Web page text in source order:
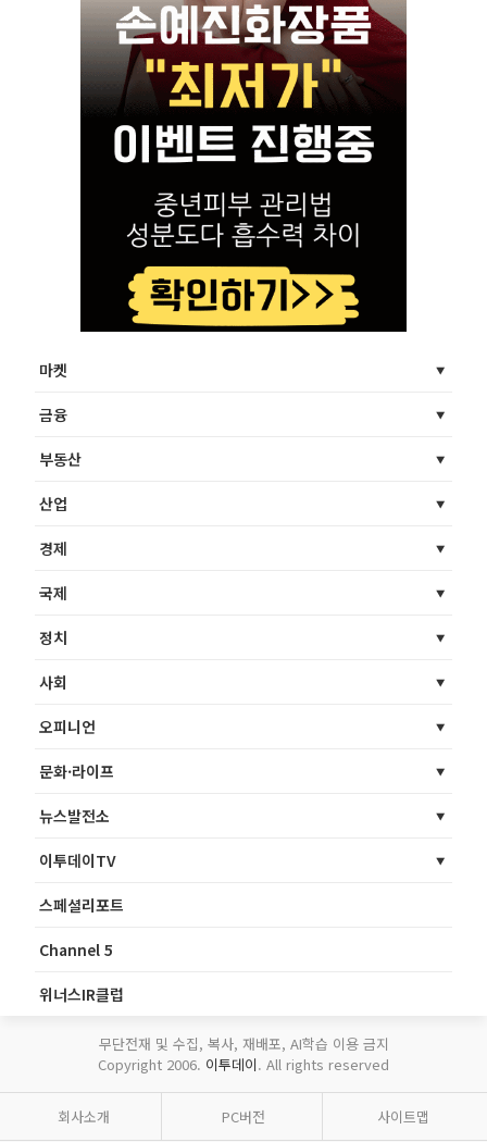
마켓
금융
부동산
산업
경제
국제
정치
사회
오피니언
문화·라이프
뉴스발전소
이투데이TV
스페셜리포트
Channel 5
위너스IR클럽
무단전재 및 수집, 복사, 재배포, AI학습 이용 금지
Copyright 2006. 이투데이. All rights reserved
회사소개 PC버전 사이트맵